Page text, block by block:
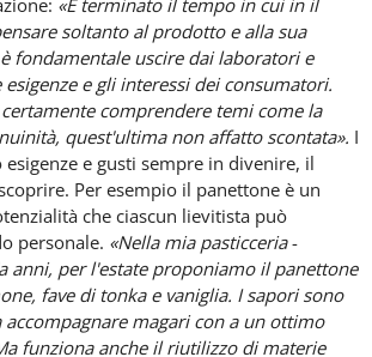
soltanto al prodotto e alla sua
fondamentale uscire dai laboratori e
e gli interessi dei consumatori.
comprendere temi come la
quest'ultima non affatto scontata». I
e gusti sempre in divenire, il
Per esempio il panettone è un
che ciascun lievitista può
personale. «Nella mia pasticceria-
anni, per l'estate proponiamo il panettone
fave di tonka e vaniglia. I sapori sono
magari con a un ottimo
funziona anche il riutilizzo di materie